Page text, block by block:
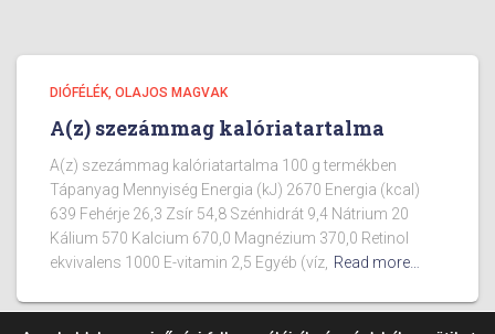
DIÓFÉLÉK, OLAJOS MAGVAK
A(z) szezámmag kalóriatartalma
A(z) szezámmag kalóriatartalma 100 g termékben
Tápanyag Mennyiség Energia (kJ) 2670 Energia (kcal)
639 Fehérje 26,3 Zsír 54,8 Szénhidrát 9,4 Nátrium 20
Kálium 570 Kalcium 670,0 Magnézium 370,0 Retinol
ekvivalens 1000 E-vitamin 2,5 Egyéb (víz, Read more…